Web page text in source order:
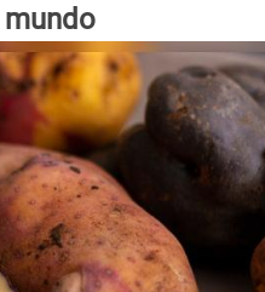
mundo